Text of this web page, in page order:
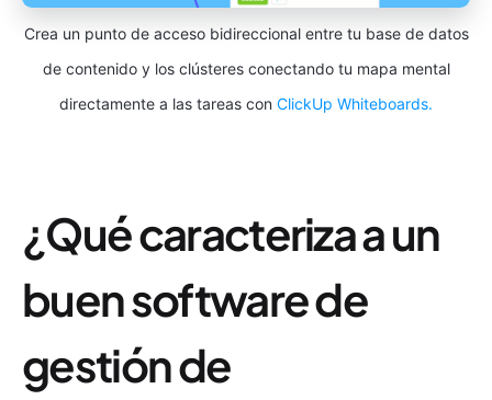
Crea un punto de acceso bidireccional entre tu base de datos
de contenido y los clústeres conectando tu mapa mental
directamente a las tareas con ClickUp Whiteboards.
¿Qué caracteriza a un
buen software de
gestión de